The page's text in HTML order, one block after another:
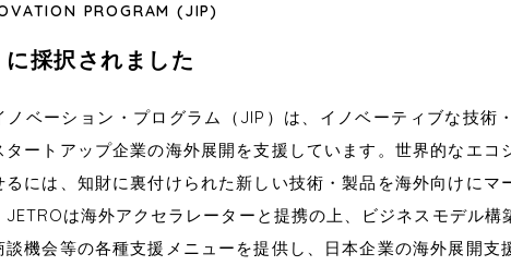
PROGRAM (JIP)
採択されました
ノベーション・プログラム（JIP）は、イノベーティブな技術
タートアップ企業の海外展開を支援しています。世界的なエコ
るには、知財に裏付けられた新しい技術・製品を海外向けにマ
JETROは海外アクセラレーターと提携の上、ビジネスモデル構
談機会等の各種支援メニューを提供し、日本企業の海外展開支